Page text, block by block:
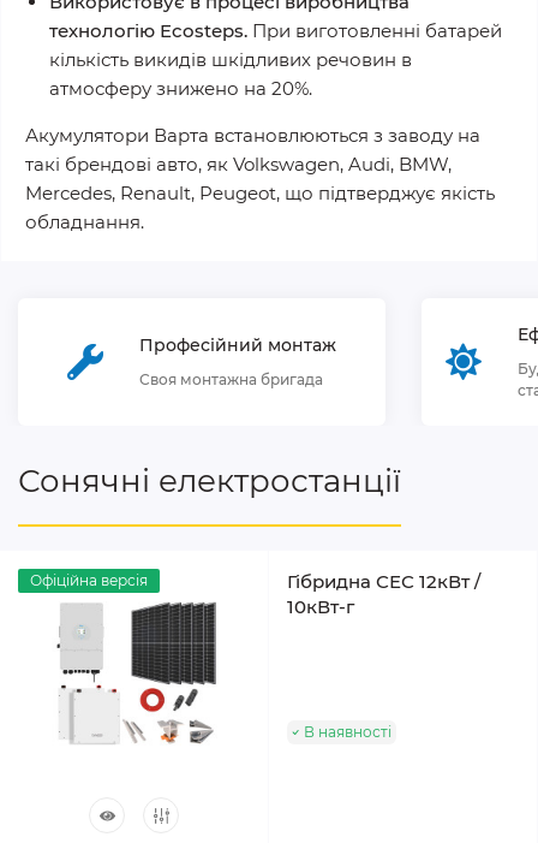
технологію Ecosteps. При виготовленні батарей
кількість викидів шкідливих речовин в
атмосферу знижено на 20%.
Акумулятори Варта встановлюються з заводу на
такі брендові авто, як Volkswagen, Audi, BMW,
Mercedes, Renault, Peugeot, що підтверджує якість
обладнання.
Професійний монтаж
Своя монтажна бригада
Сонячні електростанції
Офіційна версія
Гібридна СЕС 12кВт /
10кВт-г
В наявності